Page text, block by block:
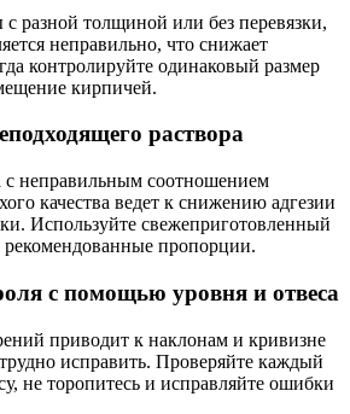
разной толщиной или без перевязки,
неправильно, что снижает
контролируйте одинаковый размер
кирпичей.
раствора
с неправильным соотношением
качества ведет к снижению адгезии
Используйте свежеприготовленный
рекомендованные пропорции.
с помощью уровня и отвеса
приводит к наклонам и кривизне
исправить. Проверяйте каждый
не торопитесь и исправляйте ошибки